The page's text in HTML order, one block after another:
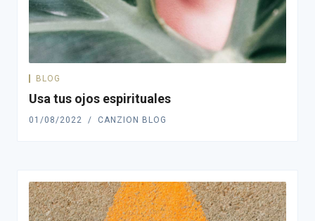
BLOG
Usa tus ojos espirituales
01/08/2022 CANZION BLOG